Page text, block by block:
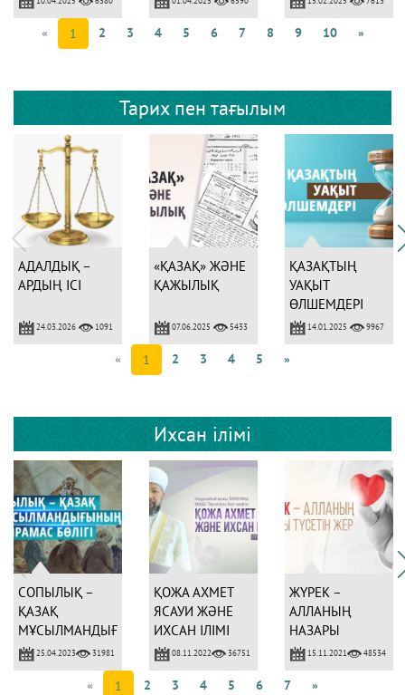
ТАНЫТАДЫ
« 1 2 3 4 5 6 7 8 9 10 »
Тарих пен тағылым
АДАЛДЫҚ –
АРДЫҢ ІСІ
24.03.2026 1091
«ҚАЗАҚ» ЖӘНЕ
ҚАЖЫЛЫҚ
07.06.2025 5433
ҚАЗАҚТЫҢ
УАҚЫТ
ӨЛШЕМДЕРІ
14.01.2025 9967
« 1 2 3 4 5 »
Ихсан ілімі
СОПЫЛЫҚ –
ҚАЗАҚ
МҰСЫЛМАНДЫҒЫНЫҢ
АЖЫРАМАС
БӨЛІГІ
25.04.2023 31981
ҚОЖА АХМЕТ
ЯСАУИ ЖӘНЕ
ИХСАН ІЛІМІ
08.11.2022 36751
ЖҮРЕК –
АЛЛАНЫҢ
НАЗАРЫ
ТҮСЕТІН ЖЕР
15.11.2021 48534
« 1 2 3 4 5 6 7 »